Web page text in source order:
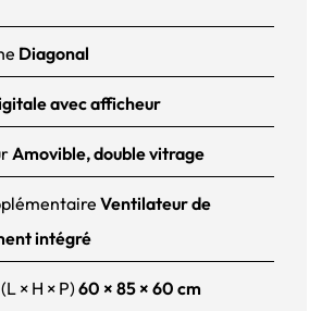
Diagonal
avec afficheur
Amovible, double vitrage
Ventilateur de
intégré
× H × P) 60 × 85 × 60 cm